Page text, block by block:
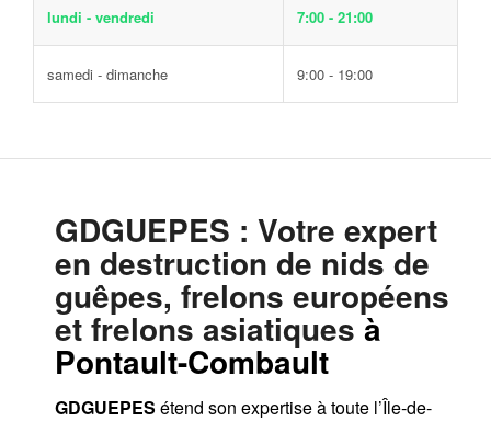
lundi - vendredi 7:00 - 21:00
samedi - dimanche 9:00 - 19:00
GDGUEPES : Votre expert
en destruction de nids de
guêpes, frelons européens
et frelons asiatiquesà
Pontault-Combault
GDGUEPES étend son expertise à toute l’Île-de-